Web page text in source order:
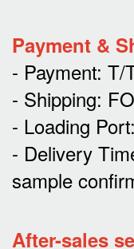
Payment &
- Payment: T/
- Shipping:
- Loading
- Delivery
sample
After-sales